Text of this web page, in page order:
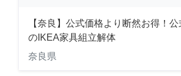
【奈良】公式価格より断然お得！
のIKEA家具組立解体
奈良県